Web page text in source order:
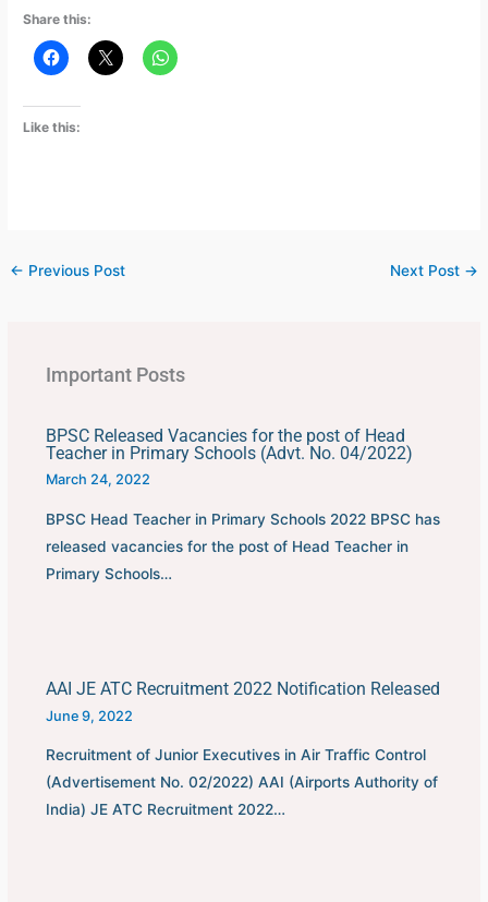
Share this:
Like this:
← Previous Post Next Post →
Important Posts
BPSC Released Vacancies for the post of Head
Teacher in Primary Schools (Advt. No. 04/2022)
March 24, 2022
BPSC Head Teacher in Primary Schools 2022 BPSC has
released vacancies for the post of Head Teacher in
Primary Schools…
AAI JE ATC Recruitment 2022 Notification Released
June 9, 2022
Recruitment of Junior Executives in Air Traffic Control
(Advertisement No. 02/2022) AAI (Airports Authority of
India) JE ATC Recruitment 2022…